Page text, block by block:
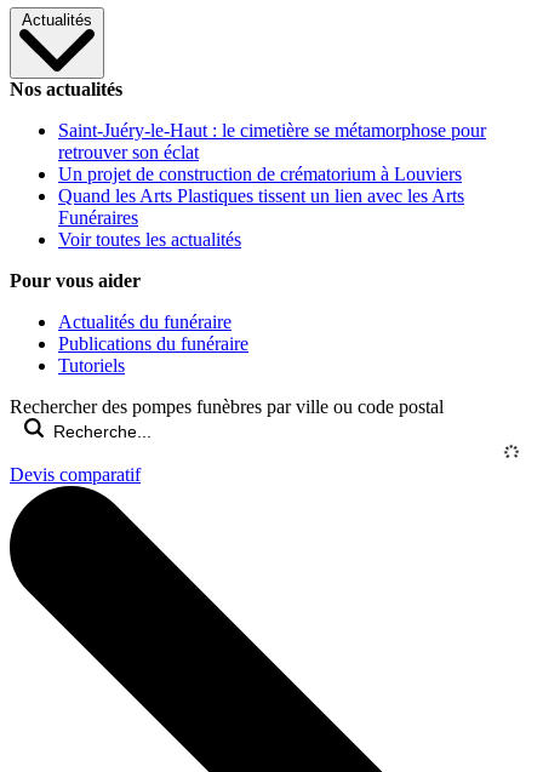
Actualités
Nos actualités
Saint-Juéry-le-Haut : le cimetière se métamorphose pour
retrouver son éclat
Un projet de construction de crématorium à Louviers
Quand les Arts Plastiques tissent un lien avec les Arts
Funéraires
Voir toutes les actualités
Pour vous aider
Actualités du funéraire
Publications du funéraire
Tutoriels
Rechercher des pompes funèbres par ville ou code postal
Devis comparatif